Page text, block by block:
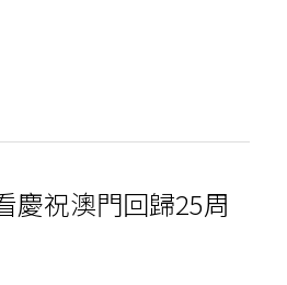
慶祝澳門回歸25周